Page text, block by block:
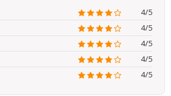
4/5
4/5
4/5
4/5
4/5